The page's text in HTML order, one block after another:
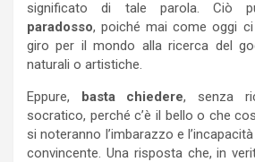
significato di tale parola. Ciò
paradosso, poiché mai come oggi
giro per il mondo alla ricerca del
naturali o artistiche.
Eppure, basta chiedere, senza
socratico, perché c’è il bello o che
si noteranno l’imbarazzo e
convincente. Una risposta che, in